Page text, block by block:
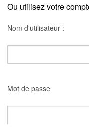
Ou utilisez votre
Nom d'utilisateur :
Mot de passe